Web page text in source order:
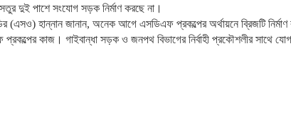
দুই পাশে সংযোগ সড়ক নির্মাণ করছে না।
(এসও) হান্নান জানান, অনেক আগে এসডিএফ প্রকল্পের অর্থায়নে ব্রিজটি
কাজ। গাইবান্ধা সড়ক ও জনপথ বিভাগের নির্বাহী প্রকৌশলীর সাথে